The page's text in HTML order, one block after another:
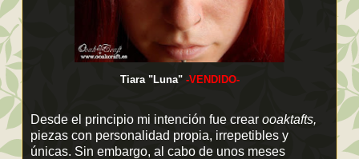
Tiara "Luna"-VENDIDO-
Desde el principio mi intención fue crear ooaktafts,
piezas con personalidad propia, irrepetibles y
únicas. Sin embargo, al cabo de unos meses